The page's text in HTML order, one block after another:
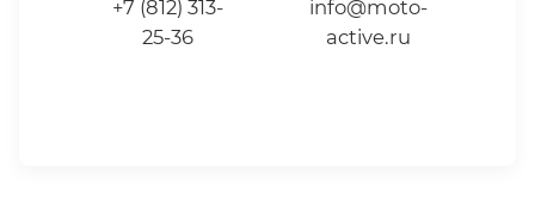
+7 (812) 313-
25-36
info@moto-
active.ru